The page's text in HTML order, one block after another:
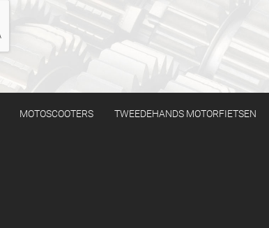
MOTOSCOOTERS TWEEDEHANDS MOTORFIETSEN